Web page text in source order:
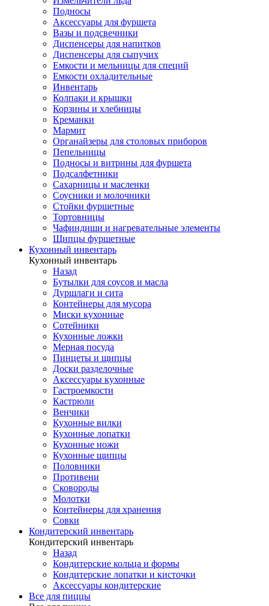
Подносы
Аксессуары для фуршета
Вазы и подсвечники
Диспенсеры для напитков
Диспенсеры для сыпучих
Емкости и мельницы для специй
Емкости охладительные
Инвентарь
Колпаки и крышки
Корзины и хлебницы
Креманки
Мармит
Органайзеры для столовых приборов
Пепельницы
Подносы и витрины для фуршета
Подсалфетники
Сахарницы и масленки
Соусники и молочники
Стойки фуршетные
Тортовницы
Чафиндиши и нагревательные элементы
Щипцы фуршетные
Кухонный инвентарь
Кухонный инвентарь
Назад
Бутылки для соусов и масла
Дуршлаги и сита
Контейнеры для мусора
Миски кухонные
Сотейники
Кухонные ложки
Мерная посуда
Пинцеты и щипцы
Доски разделочные
Аксессуары кухонные
Гастроемкости
Кастрюли
Венчики
Кухонные вилки
Кухонные лопатки
Кухонные ножи
Кухонные щипцы
Половники
Противени
Сковороды
Молотки
Контейнеры для хранения
Совки
Кондитерский инвентарь
Кондитерский инвентарь
Назад
Кондитерские кольца и формы
Кондитерские лопатки и кисточки
Аксессуары кондитерские
Все для пиццы